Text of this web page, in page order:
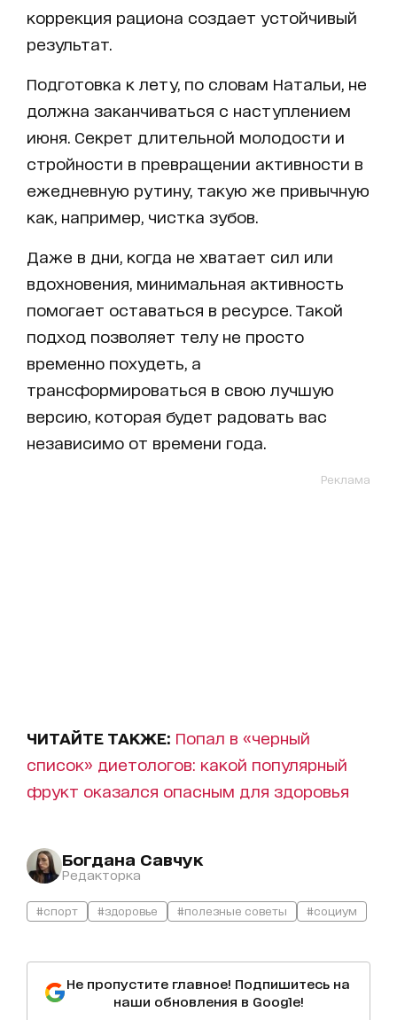
коррекция рациона создает устойчивый
результат.
Подготовка к лету, по словам Натальи, не
должна заканчиваться с наступлением
июня. Секрет длительной молодости и
стройности в превращении активности в
ежедневную рутину, такую же привычную
как, например, чистка зубов.
Даже в дни, когда не хватает сил или
вдохновения, минимальная активность
помогает оставаться в ресурсе. Такой
подход позволяет телу не просто
временно похудеть, а
трансформироваться в свою лучшую
версию, которая будет радовать вас
независимо от времени года.
Реклама
ЧИТАЙТЕ ТАКЖЕ: Попал в «черный
список» диетологов: какой популярный
фрукт оказался опасным для здоровья
Богдана Савчук
Редакторка
#спорт #здоровье #полезные советы #социум
Не пропустите главное! Подпишитесь на
наши обновления в Google!